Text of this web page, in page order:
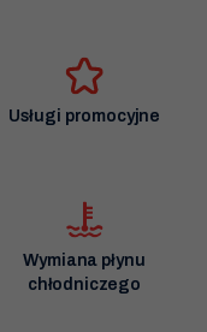
Usługi promocyjne
Wymiana płynu
chłodniczego